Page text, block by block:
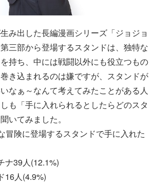
み出した長編漫画シリーズ「ジョジョ
三部から登場するスタンドは、独特な
持ち、中には戦闘以外にも役立つもの
き込まれるのは嫌ですが、スタンドが
なぁ～なんて考えてみたことがある人
も「手に入れられるとしたらどのスタ
いてみました。
冒険に登場するスタンドで手に入れた
39人(12.1%)
16人(4.9%)